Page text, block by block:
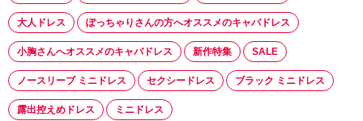
大人ドレス ぽっちゃりさんの方へオススメのキャバドレス
小胸さんへオススメのキャバドレス 新作特集 SALE
ノースリーブ ミニドレス セクシードレス ブラック ミニドレス
露出控えめドレス ミニドレス